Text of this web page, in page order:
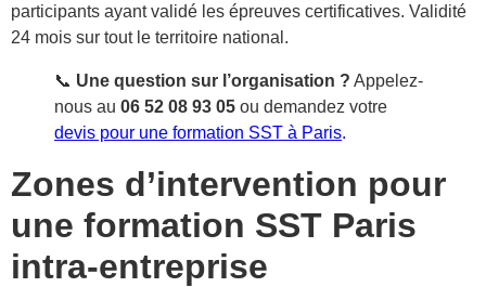
participants ayant validé les épreuves certificatives. Validité
24 mois sur tout le territoire national.
📞 Une question sur l’organisation ? Appelez-
nous au 06 52 08 93 05 ou demandez votre
devis pour une formation SST à Paris.
Zones d’intervention pour
une formation SST Paris
intra-entreprise